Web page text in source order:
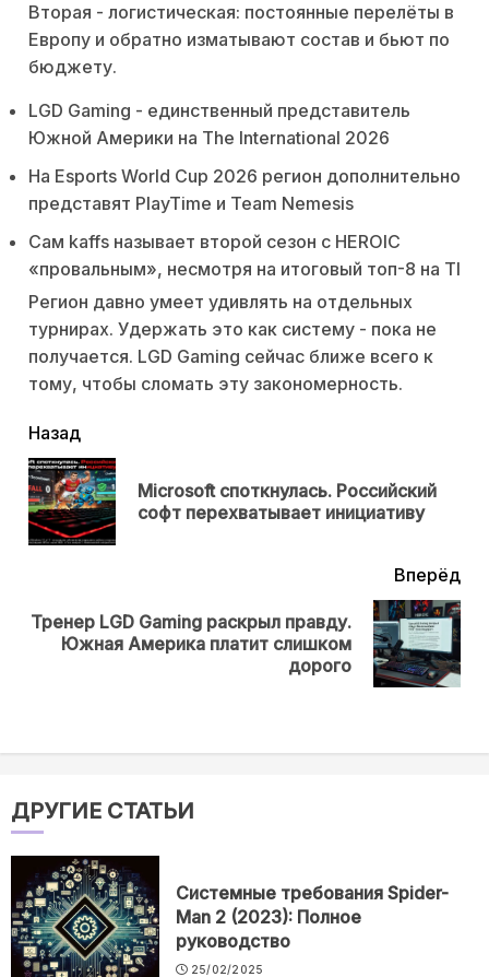
Вторая - логистическая: постоянные перелёты в
Европу и обратно изматывают состав и бьют по
бюджету.
LGD Gaming - единственный представитель
Южной Америки на The International 2026
На Esports World Cup 2026 регион дополнительно
представят PlayTime и Team Nemesis
Сам kaffs называет второй сезон с HEROIC
«провальным», несмотря на итоговый топ-8 на TI
Регион давно умеет удивлять на отдельных
турнирах. Удержать это как систему - пока не
получается. LGD Gaming сейчас ближе всего к
тому, чтобы сломать эту закономерность.
читать
еще
Назад
Microsoft споткнулась. Российский
софт перехватывает инициативу
Вперёд
Next
Тренер LGD Gaming раскрыл правду.
Южная Америка платит слишком
дорого
ДРУГИЕ СТАТЬИ
Системные требования Spider-
Man 2 (2023): Полное
руководство
25/02/2025